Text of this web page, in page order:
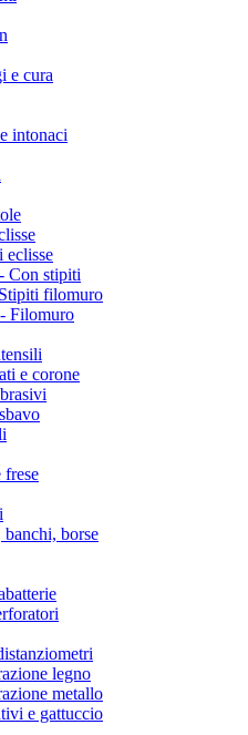
e cura
intonaci
eclisse
Con stipiti
filomuro
Filomuro
e corone
frese
banchi, borse
legno
metallo
e gattuccio